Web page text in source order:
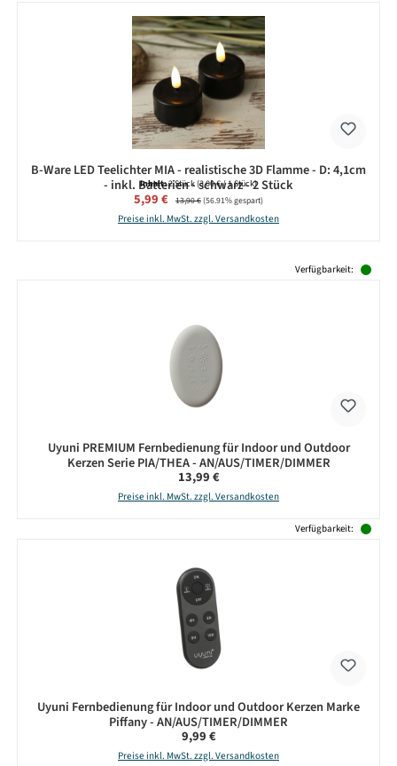
B-Ware LED Teelichter MIA - realistische 3D Flamme - D: 4,1cm
- inkl. Batterien - schwarz - 2 Stück
Inhalt:2 Stück(3,00 € / 1 Stück)
Verkaufspreis:
5,99 € Regulärer Preis:
13,90 €(56.91% gespart)
Preise inkl. MwSt. zzgl. Versandkosten
Verfügbarkeit:
Uyuni PREMIUM Fernbedienung für Indoor und Outdoor
Kerzen Serie PIA/THEA - AN/AUS/TIMER/DIMMER
Regulärer Preis:
13,99 €
Preise inkl. MwSt. zzgl. Versandkosten
Verfügbarkeit:
Uyuni Fernbedienung für Indoor und Outdoor Kerzen Marke
Piffany - AN/AUS/TIMER/DIMMER
Regulärer Preis:
9,99 €
Preise inkl. MwSt. zzgl. Versandkosten